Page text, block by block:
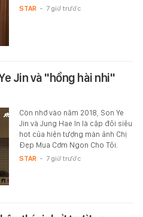
STAR - 7 giờ trước
Jin và "hồng hài nhi"
Còn nhớ vào năm 2018, Son Ye
Jin và Jung Hae In là cặp đôi siêu
hot của hiện tượng màn ảnh Chị
Đẹp Mua Cơm Ngon Cho Tôi.
STAR - 7 giờ trước